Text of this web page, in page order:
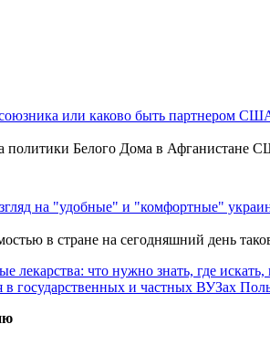
или каково быть партнером
политики Белого Дома в Афганистане
на "удобные" и "комфортные"
в стране на сегодняшний день
лекарства: что нужно знать, где искать,
в государственных и частных ВУЗах